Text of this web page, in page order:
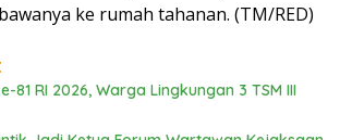
ke rumah tahanan. (TM/RED)
81 RI 2026, Warga Lingkungan 3 TSM III